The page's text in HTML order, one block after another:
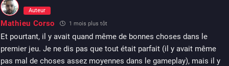
Auteur
Mathieu Corso 1 mois plus tôt
Et pourtant, il y avait quand même de bonnes choses dans le
premier jeu. Je ne dis pas que tout était parfait (il y avait même
pas mal de choses assez moyennes dans le gameplay), mais il y